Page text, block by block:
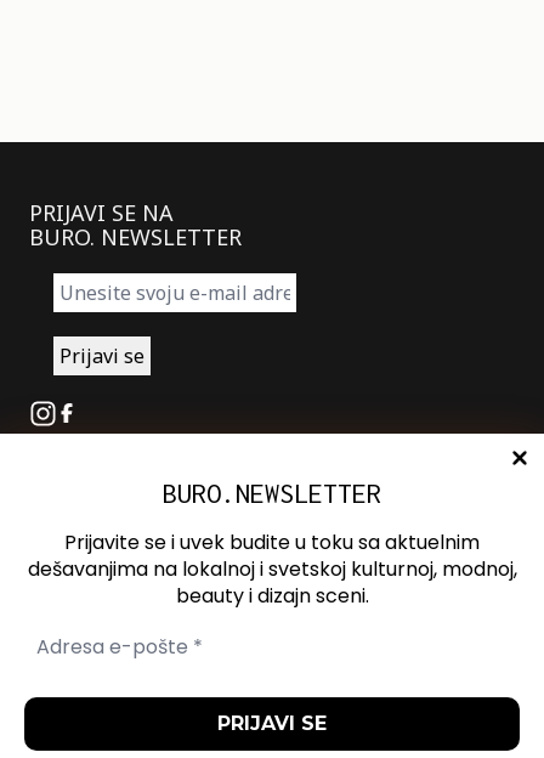
PRIJAVI SE NA
BURO. NEWSLETTER
Instagram
Facebook
Oglašavanje
Kontakt
Spotify
BURO.NEWSLETTER
Prijavite se i uvek budite u toku sa aktuelnim
dešavanjima na lokalnoj i svetskoj kulturnoj, modnoj,
beauty i dizajn sceni.